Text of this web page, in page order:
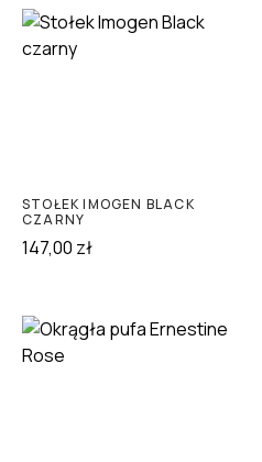
STOŁEK IMOGEN BLACK
CZARNY
147,00 zł